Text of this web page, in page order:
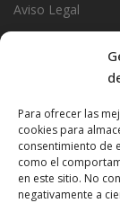
Para ofrecer las
cookies para
consentimiento de
como el
en este sitio. No
negativamente a
Aviso Legal
Politica de
...................................
Design &